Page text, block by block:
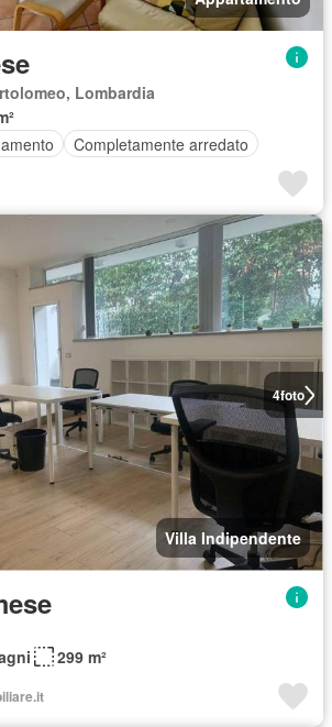
Lombardia
Completamente arredato
4foto
Villa Indipendente
299 m²